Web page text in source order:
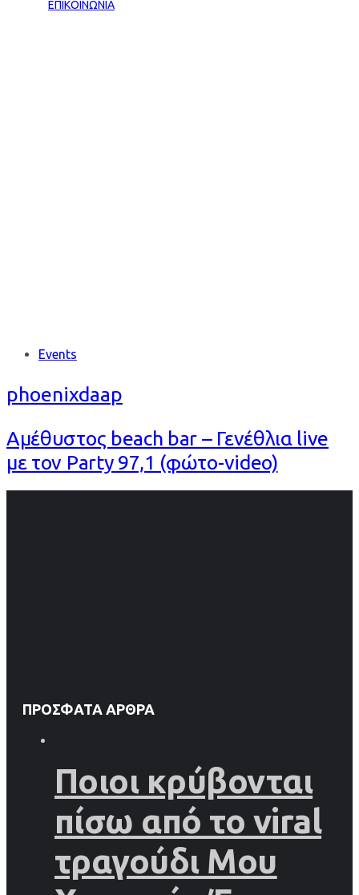
ΕΠΙΚΟΙΝΩΝΙΑ
Tags Events
phoenixdaap
Αμέθυστος beach bar – Γενέθλια live
με τον Party 97,1 (φώτο-video)
ΠΡΌΣΦΑΤΑ ΆΡΘΡΑ
Ποιοι κρύβονται
πίσω από το viral
τραγούδι Μου